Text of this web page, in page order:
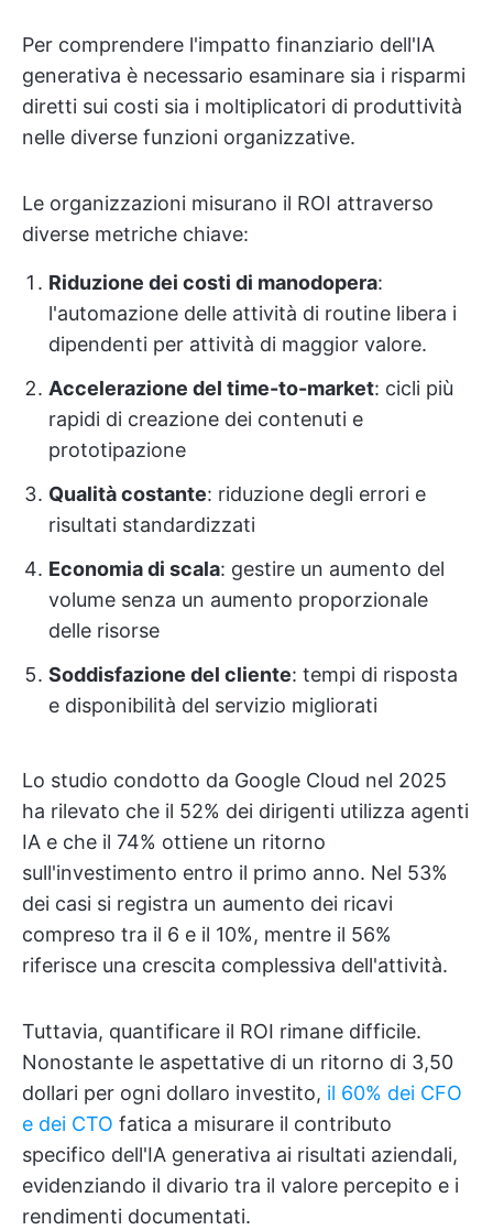
Per comprendere l'impatto finanziario dell'IA
generativa è necessario esaminare sia i risparmi
diretti sui costi sia i moltiplicatori di produttività
nelle diverse funzioni organizzative.
Le organizzazioni misurano il ROI attraverso
diverse metriche chiave:
Riduzione dei costi di manodopera:
l'automazione delle attività di routine libera i
dipendenti per attività di maggior valore.
Accelerazione del time-to-market: cicli più
rapidi di creazione dei contenuti e
prototipazione
Qualità costante: riduzione degli errori e
risultati standardizzati
Economia di scala: gestire un aumento del
volume senza un aumento proporzionale
delle risorse
Soddisfazione del cliente: tempi di risposta
e disponibilità del servizio migliorati
Lo studio condotto da Google Cloud nel 2025
ha rilevato che il 52% dei dirigenti utilizza agenti
IA e che il 74% ottiene un ritorno
sull'investimento entro il primo anno. Nel 53%
dei casi si registra un aumento dei ricavi
compreso tra il 6 e il 10%, mentre il 56%
riferisce una crescita complessiva dell'attività.
Tuttavia, quantificare il ROI rimane difficile.
Nonostante le aspettative di un ritorno di 3,50
dollari per ogni dollaro investito, il 60% dei CFO
e dei CTO fatica a misurare il contributo
specifico dell'IA generativa ai risultati aziendali,
evidenziando il divario tra il valore percepito e i
rendimenti documentati.